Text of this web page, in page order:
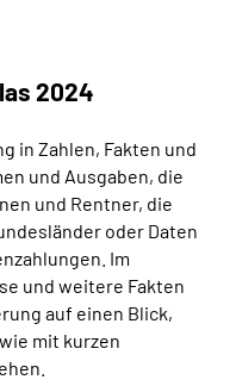
2024
in Zahlen, Fakten und
und Ausgaben, die
und Rentner, die
oder Daten
Im
und weitere Fakten
auf einen Blick,
mit kurzen